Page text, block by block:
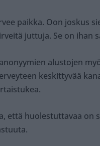
paikka. Oon joskus
juttuja. Se on ihan
alustojen
keskittyvää
että huolestuttavaa on